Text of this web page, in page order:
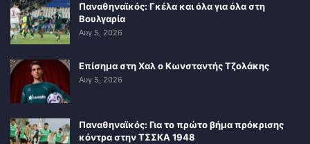
Παναθηναϊκός: Γκέλα και όλα για όλα στη
Βουλγαρία
Αυγ 5, 2026
Επίσημα στη Χαλ ο Κωνσταντής Τζολάκης
Αυγ 5, 2026
Παναθηναϊκός: Για το πρώτο βήμα πρόκρισης
κόντρα στην ΤΣΣΚΑ 1948